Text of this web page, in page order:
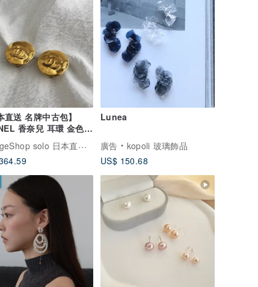
直送 名牌中古包】
香奈兒 耳環 金色
Logo vintage 古董 VintageShop solo 日本直送中古包專賣店
Lunea
廣告
kopoli 玻璃飾品
US$ 150.68